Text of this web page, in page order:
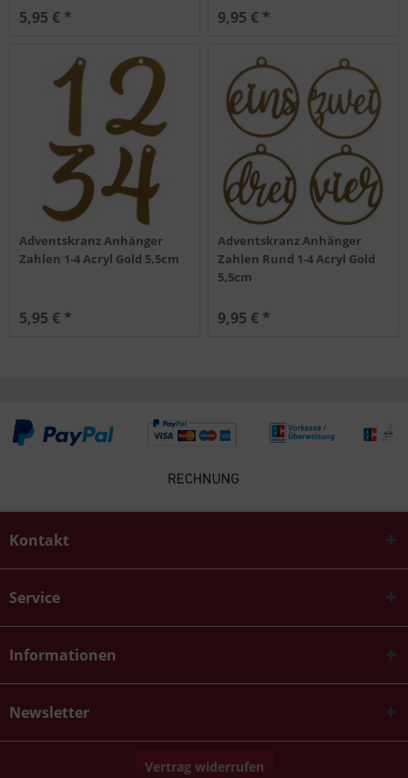
5,95 € * 9,95 € *
Adventskranz Anhänger
Zahlen 1-4 Acryl Gold 5,5cm
5,95 € *
Adventskranz Anhänger
Zahlen Rund 1-4 Acryl Gold
5,5cm
9,95 € *
Kontakt
Service
Informationen
Newsletter
Vertrag widerrufen